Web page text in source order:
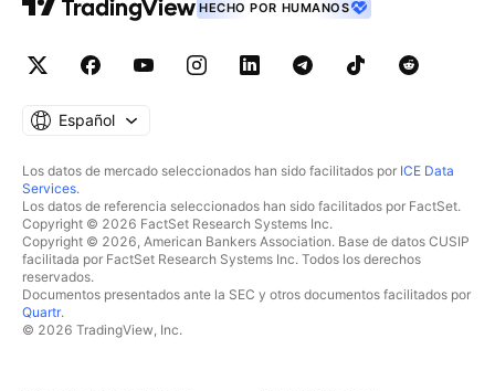
HECHO POR HUMANOS
Español
Los datos de mercado seleccionados han sido facilitados por ICE Data
Services.
Los datos de referencia seleccionados han sido facilitados por FactSet.
Copyright © 2026 FactSet Research Systems Inc.
Copyright © 2026, American Bankers Association. Base de datos CUSIP
facilitada por FactSet Research Systems Inc. Todos los derechos
reservados.
Documentos presentados ante la SEC y otros documentos facilitados por
Quartr.
© 2026 TradingView, Inc.